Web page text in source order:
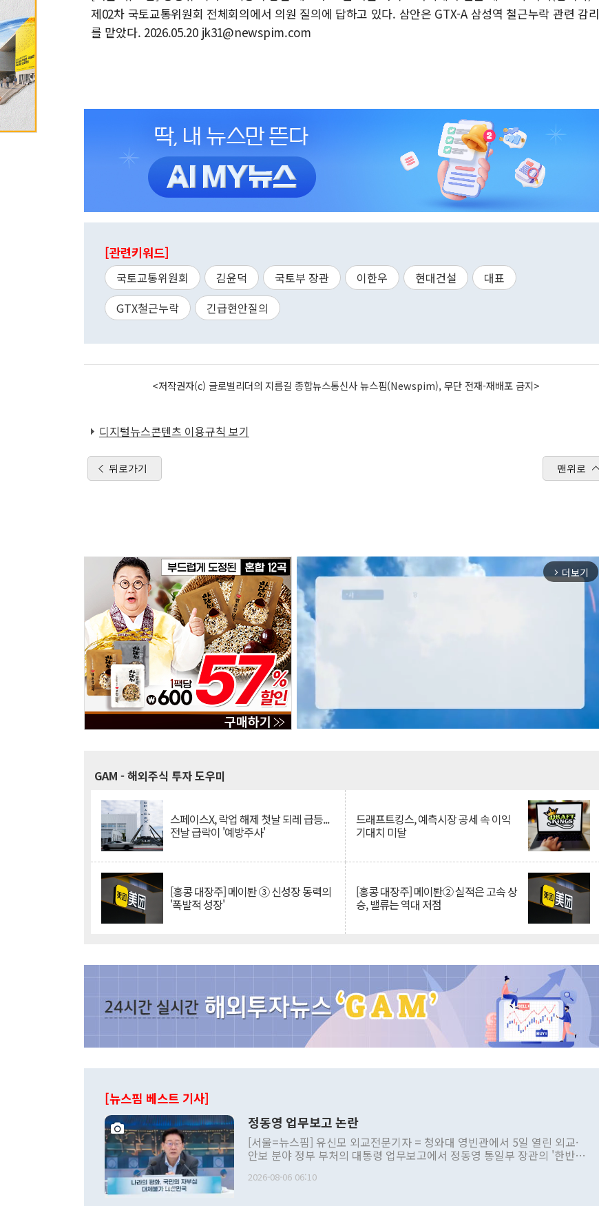
제02차 국토교통위원회 전체회의에서 의원 질의에 답하고 있다. 삼안은 GTX-A 삼성역 철근누락 관련 감리
를 맡았다. 2026.05.20 jk31@newspim.com
[관련키워드]
국토교통위원회 김윤덕 국토부 장관 이한우 현대건설
대표
GTX철근누락
긴급현안질의
<저작권자(c) 글로벌리더의 지름길 종합뉴스통신사 뉴스핌(Newspim), 무단 전재-재배포 금지>
디지털뉴스콘텐츠 이용규칙 보기
뒤로가기 맨위로
arrow_forward_ios 더보기
GAM - 해외주식 투자 도우미
스페이스X, 락업 해제 첫날 되레 급등...
전날 급락이 '예방주사'
드래프트킹스, 예측시장 공세 속 이익
기대치 미달
[홍콩 대장주] 메이퇀 ③ 신성장 동력의
'폭발적 성장'
[홍콩 대장주] 메이퇀② 실적은 고속 상
승, 밸류는 역대 저점
[뉴스핌 베스트 기사]
정동영 업무보고 논란
[서울=뉴스핌] 유신모 외교전문기자 = 청와대 영빈관에서 5일 열린 외교·
안보 분야 정부 부처의 대통령 업무보고에서 정동영 통일부 장관의 '한반도
발언 중에는 정부 내 조율을 거치지 않은 사안을 정책으로 추진하겠다고 공
2026-08-06 06:10